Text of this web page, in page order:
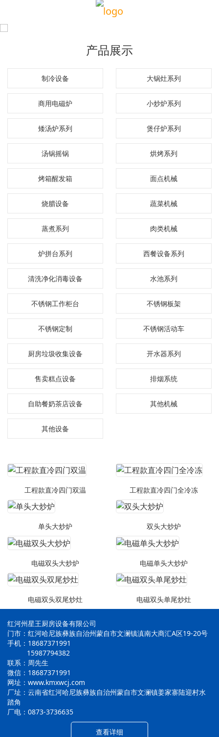
产品展示
制冷设备 大锅灶系列
商用电磁炉 小炒炉系列
矮汤炉系列 煲仔炉系列
汤锅摇锅 烘烤系列
烤箱醒发箱 面点机械
烧腊设备 蔬菜机械
蒸煮系列 肉类机械
炉拼台系列 西餐设备系列
清洗净化消毒设备 水池系列
不锈钢工作柜台 不锈钢板架
不锈钢定制 不锈钢活动车
厨房垃圾收集设备 开水器系列
售卖糕点设备 排烟系统
自助餐奶茶店设备 其他机械
其他设备
工程款直冷四门双温 工程款直冷四门全冷冻
单头大炒炉 双头大炒炉
电磁双头大炒炉 电磁单头大炒炉
电磁双头双尾炒灶 电磁双头单尾炒灶
红河州星王厨房设备有限公司
门市：红河哈尼族彝族自治州蒙自市文澜镇滇南大商汇A区19-20号
手机：18687371991
15987794382
联系：周先生
微信：18687371991
网址：www.kmxwcj.com
厂址：云南省红河哈尼族彝族自治州蒙自市文澜镇姜家寨陆迎村水
踏角
厂电：0873-3736635
查看详细